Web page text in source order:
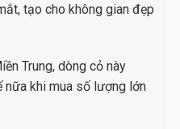
tạo cho không gian đẹp
Trung, dòng cỏ này
nữa khi mua số lượng lớn